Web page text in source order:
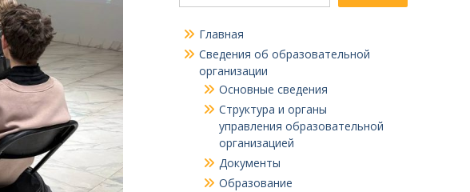
Главная
Сведения об образовательной
организации
Основные сведения
Структура и органы
управления образовательной
организацией
Документы
Образование